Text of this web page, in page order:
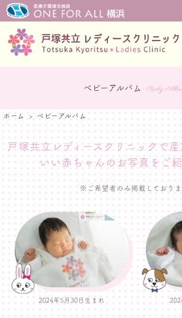
ベビーアルバム ~ Baby
ホーム ベビーアルバム
戸塚共立レディースクリニックで産
いい赤ちゃんのお写真をご紹
※ご希望者のみ掲載しておりま
2024年5月30日生まれ